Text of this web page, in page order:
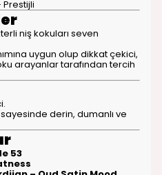
Prestijli
niş kokuları seven
uygun olup dikkat çekici,
arayanlar tarafından tercih
derin, dumanlı ve
53